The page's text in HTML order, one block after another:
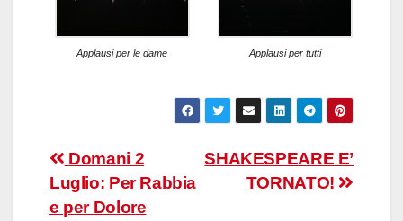
Applausi per le dame Applausi per tutti
Navigazione
articoli
SHAKESPEARE E’
TORNATO!
Domani 2
Luglio: Per Rabbia
e per Dolore